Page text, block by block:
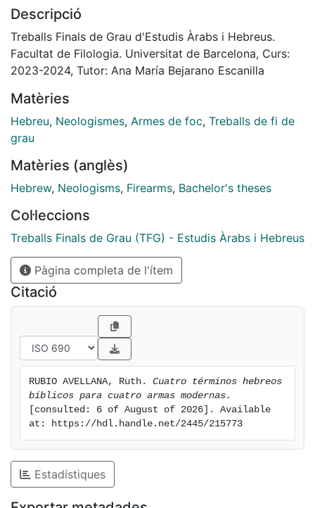
hebreo moderno israelí para referirse
a cuatro tipos de armas de fuego: el rifle, la pistola, el
cañón y el mortero. En el marco
de las numerosas vicisitudes que ha enfrentado la
el hebreo experimentó un proceso de rehabilitación
significativa a principios del siglo
XX. Durante este período de revitalización de la
papel crucial en la recuperación y estandarización del
idioma. Así pues, este estudio
raíces en textos antiguos, han
evolucionado para adaptarse a las necesidades y
contextos contemporáneos, reflejando
así la dinámica transformación del hebreo desde sus
orígenes bíblicos hasta su uso
actual en el ámbito militar.
Descripció
Treballs Finals de Grau d'Estudis Àrabs i Hebreus.
Facultat de Filologia. Universitat de Barcelona, Curs:
2023-2024, Tutor: Ana María Bejarano Escanilla
Matèries
Hebreu, Neologismes, Armes de foc, Treballs de fi de
grau
Matèries (anglès)
Hebrew, Neologisms, Firearms, Bachelor's theses
Col·leccions
Treballs Finals de Grau (TFG) - Estudis Àrabs i Hebreus
Pàgina completa de l'ítem
Citació
RUBIO AVELLANA, Ruth. Cuatro términos hebreos
bíblicos para cuatro armas modernas.
[consulted: 6 of August of 2026]. Available
at: https://hdl.handle.net/2445/215773
Estadístiques